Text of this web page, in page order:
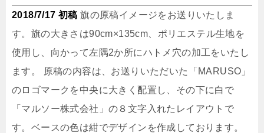
2018/7/17 初稿 旗の原稿イメージをお送りいたしま
す。旗の大きさは90cm×135cm、ポリエステル生地を
使用し、向かって左隅2か所にハトメ穴の加工をいたし
ます。 原稿の内容は、お送りいただいた「MARUSO」
のロゴマークを中央に大きく配置し、その下に白で
「マルソー株式会社」の８文字入れたレイアウトで
す。ベースの色は紺でデザインを作成しております。